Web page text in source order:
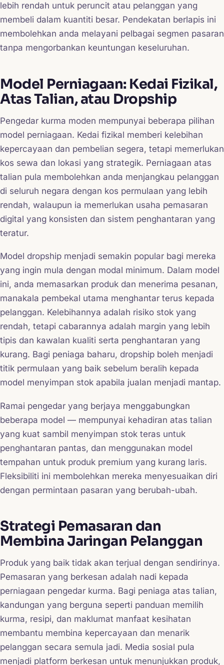
lebih rendah untuk peruncit atau pelanggan yang
membeli dalam kuantiti besar. Pendekatan berlapis ini
membolehkan anda melayani pelbagai segmen pasaran
tanpa mengorbankan keuntungan keseluruhan.
Model Perniagaan: Kedai Fizikal,
Atas Talian, atau Dropship
Pengedar kurma moden mempunyai beberapa pilihan
model perniagaan. Kedai fizikal memberi kelebihan
kepercayaan dan pembelian segera, tetapi memerlukan
kos sewa dan lokasi yang strategik. Perniagaan atas
talian pula membolehkan anda menjangkau pelanggan
di seluruh negara dengan kos permulaan yang lebih
rendah, walaupun ia memerlukan usaha pemasaran
digital yang konsisten dan sistem penghantaran yang
teratur.
Model dropship menjadi semakin popular bagi mereka
yang ingin mula dengan modal minimum. Dalam model
ini, anda memasarkan produk dan menerima pesanan,
manakala pembekal utama menghantar terus kepada
pelanggan. Kelebihannya adalah risiko stok yang
rendah, tetapi cabarannya adalah margin yang lebih
tipis dan kawalan kualiti serta penghantaran yang
kurang. Bagi peniaga baharu, dropship boleh menjadi
titik permulaan yang baik sebelum beralih kepada
model menyimpan stok apabila jualan menjadi mantap.
Ramai pengedar yang berjaya menggabungkan
beberapa model — mempunyai kehadiran atas talian
yang kuat sambil menyimpan stok teras untuk
penghantaran pantas, dan menggunakan model
tempahan untuk produk premium yang kurang laris.
Fleksibiliti ini membolehkan mereka menyesuaikan diri
dengan permintaan pasaran yang berubah-ubah.
Strategi Pemasaran dan
Membina Jaringan Pelanggan
Produk yang baik tidak akan terjual dengan sendirinya.
Pemasaran yang berkesan adalah nadi kepada
perniagaan pengedar kurma. Bagi peniaga atas talian,
kandungan yang berguna seperti panduan memilih
kurma, resipi, dan maklumat manfaat kesihatan
membantu membina kepercayaan dan menarik
pelanggan secara semula jadi. Media sosial pula
menjadi platform berkesan untuk menunjukkan produk,